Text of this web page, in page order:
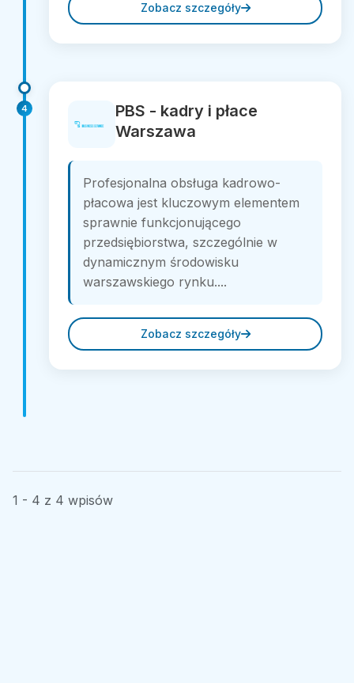
Zobacz szczegóły
4
PBS - kadry i płace
Warszawa
Profesjonalna obsługa kadrowo-
płacowa jest kluczowym elementem
sprawnie funkcjonującego
przedsiębiorstwa, szczególnie w
dynamicznym środowisku
warszawskiego rynku....
Zobacz szczegóły
1 - 4 z 4 wpisów